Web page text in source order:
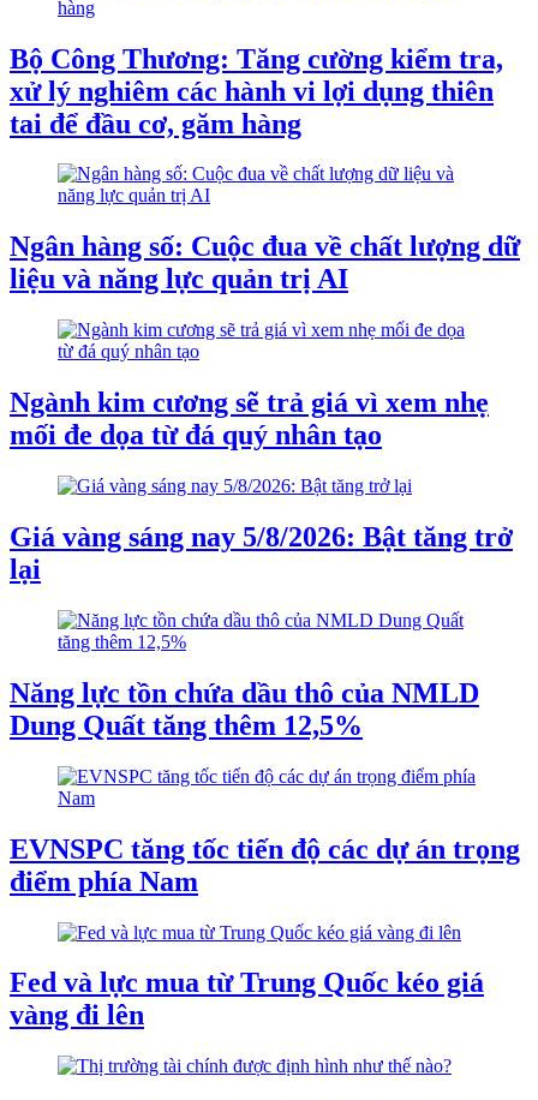
Bộ Công Thương: Tăng cường kiểm tra,
xử lý nghiêm các hành vi lợi dụng thiên
tai để đầu cơ, găm hàng
Ngân hàng số: Cuộc đua về chất lượng dữ
liệu và năng lực quản trị AI
Ngành kim cương sẽ trả giá vì xem nhẹ
mối đe dọa từ đá quý nhân tạo
Giá vàng sáng nay 5/8/2026: Bật tăng trở
lại
Năng lực tồn chứa dầu thô của NMLD
Dung Quất tăng thêm 12,5%
EVNSPC tăng tốc tiến độ các dự án trọng
điểm phía Nam
Fed và lực mua từ Trung Quốc kéo giá
vàng đi lên